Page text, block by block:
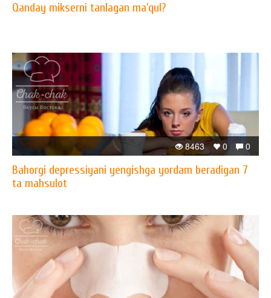
Qanday mikserni tanlagan ma’qul?
0
0
8463
Bahorgi depressiyani yengishga yordam beradigan 7
ta mahsulot